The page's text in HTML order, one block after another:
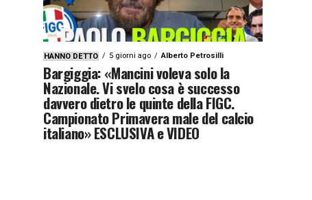
HANNO DETTO 5 giorni ago Alberto Petrosilli
Bargiggia: «Mancini voleva solo la
Nazionale. Vi svelo cosa è successo
davvero dietro le quinte della FIGC.
Campionato Primavera male del calcio
italiano» ESCLUSIVA e VIDEO